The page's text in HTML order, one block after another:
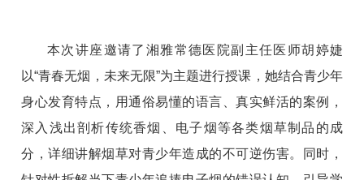
本次讲座邀请了 湘雅常德医院副主任医师胡婷婕
以“青春无烟，未来无限”为主题进行授课 ， 她结合青少年
身心发育特点，用通俗易懂的语言、真实鲜活的案例，
深入浅出剖析传统香烟、电子烟等各类烟草制品的成
分，详细讲解烟草对青少年造成的不可逆伤害。同时，